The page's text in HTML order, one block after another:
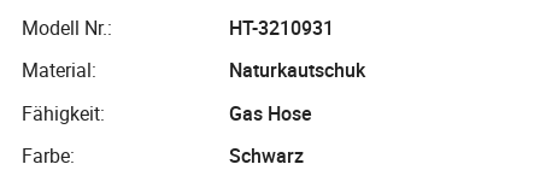
Modell Nr.:
HT-3210931
Material:
Naturkautschuk
Fähigkeit:
Gas Hose
Farbe:
Schwarz